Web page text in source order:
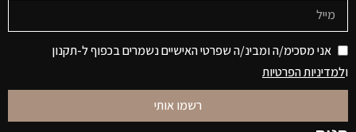
אני מסכימ/ה ומבינ/ה שפרטי האישיים נשמרים בכפוף ל-תקנון
ולמדיניות הפרטיות
רשמו אותי